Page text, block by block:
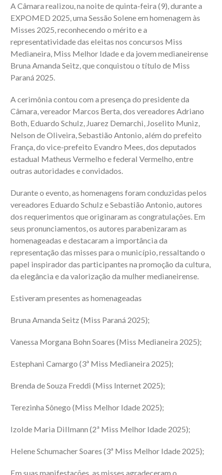
A Câmara realizou, na noite de quinta-feira (9), durante a
EXPOMED 2025, uma Sessão Solene em homenagem às
Misses 2025, reconhecendo o mérito e a
representatividade das eleitas nos concursos Miss
Medianeira, Miss Melhor Idade e da jovem medianeirense
Bruna Amanda Seitz, que conquistou o título de Miss
Paraná 2025.
A cerimônia contou com a presença do presidente da
Câmara, vereador Marcos Berta, dos vereadores Adriano
Both, Eduardo Schulz, Juarez Demarchi, Joselito Muniz,
Nelson de Oliveira, Sebastião Antonio, além do prefeito
França, do vice-prefeito Evandro Mees, dos deputados
estadual Matheus Vermelho e federal Vermelho, entre
outras autoridades e convidados.
Durante o evento, as homenagens foram conduzidas pelos
vereadores Eduardo Schulz e Sebastião Antonio, autores
dos requerimentos que originaram as congratulações. Em
seus pronunciamentos, os autores parabenizaram as
homenageadas e destacaram a importância da
representação das misses para o município, ressaltando o
papel inspirador das participantes na promoção da cultura,
da elegância e da valorização da mulher medianeirense.
Estiveram presentes as homenageadas
Bruna Amanda Seitz (Miss Paraná 2025);
Vanessa Morgana Bohn Soares (Miss Medianeira 2025);
Estephani Camargo (3ª Miss Medianeira 2025);
Brenda de Souza Freddi (Miss Internet 2025);
Terezinha Sônego (Miss Melhor Idade 2025);
Izolde Maria Dillmann (2ª Miss Melhor Idade 2025);
Helene Schumacher Soares (3ª Miss Melhor Idade 2025);
Em suas manifestações, as misses agradeceram o